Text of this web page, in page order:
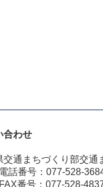
合わせ
交通まちづくり部交通
電話番号：077-528-
FAX番号：077-528-